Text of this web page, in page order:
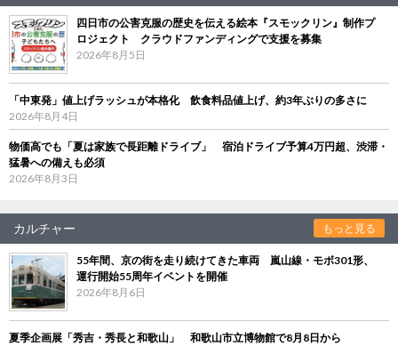
四日市の公害克服の歴史を伝える絵本『スモックリン』制作プ
ロジェクト クラウドファンディングで支援を募集
2026年8月5日
「中東発」値上げラッシュが本格化 飲食料品値上げ、約3年ぶりの多さに
2026年8月4日
物価高でも「夏は家族で長距離ドライブ」 宿泊ドライブ予算4万円超、渋滞・
猛暑への備えも必須
2026年8月3日
カルチャー もっと見る
55年間、京の街を走り続けてきた車両 嵐山線・モボ301形、
運行開始55周年イベントを開催
2026年8月6日
夏季企画展「秀吉・秀長と和歌山」 和歌山市立博物館で8月8日から